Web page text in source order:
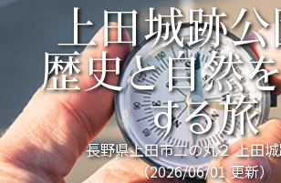
上田城跡公
歴史と自然
する旅
長野県上田市二の丸２ 上田
（2026/06/01 更新）